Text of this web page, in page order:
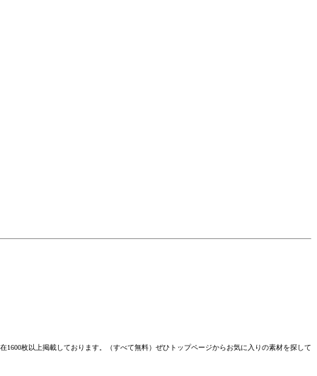
枚以上掲載しております。（すべて無料）ぜひトップページからお気に入りの素材を探して